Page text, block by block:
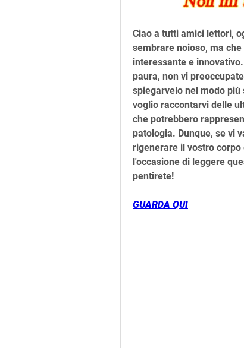
Ciao a tutti amici lettori,
sembrare noioso, ma
interessante e
paura, non vi
spiegarvelo nel modo
voglio raccontarvi delle
che potrebbero
patologia. Dunque, se vi
rigenerare il vostro
l'occasione di leggere
pentirete!
GUARDA QUI